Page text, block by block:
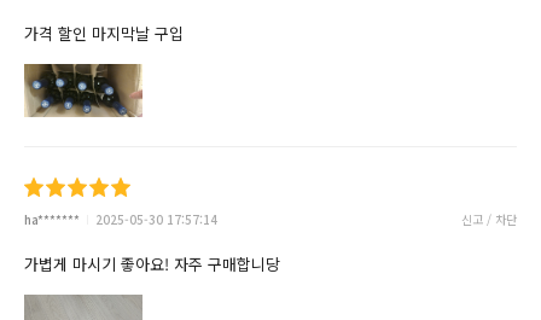
가격 할인 마지막날 구입
ha******* 2025-05-30 17:57:14 신고 / 차단
가볍게 마시기 좋아요! 자주 구매합니당